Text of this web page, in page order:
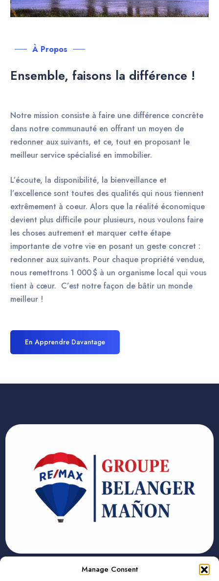
Manage Consent
À Propos
Ensemble, faisons la différence !
Notre mission consiste à faire une différence concrète
dans notre communauté en offrant un moyen de
redonner aux suivants, et ce, tout en proposant le
meilleur service spécialisé en immobilier.
L’écoute, la disponibilité, la bienveillance et
l’excellence sont toutes des qualités qui nous tiennent
extrêmement à coeur.Alors que la réalité économique
devient plus difficile pour plusieurs, nous voulons faire
les choses autrement et marquer cette étape
importante de votre vie en posant un geste concret :
redonner aux suivants. Pour chaque propriété vendue,
nous remettrons 1 000 $ à un organisme local qui vous
tient à cœur. C’est notre façon de bâtir un monde
meilleur !
En Apprendre Davantage